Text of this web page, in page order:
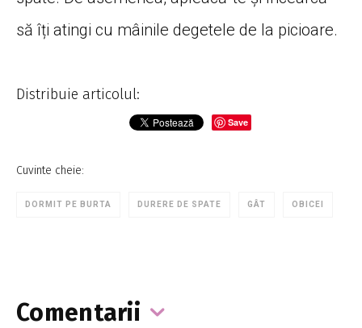
să îți atingi cu mâinile degetele de la picioare.
Distribuie articolul:
Save
Cuvinte cheie:
DORMIT PE BURTA DURERE DE SPATE GÂT OBICEI
Comentarii